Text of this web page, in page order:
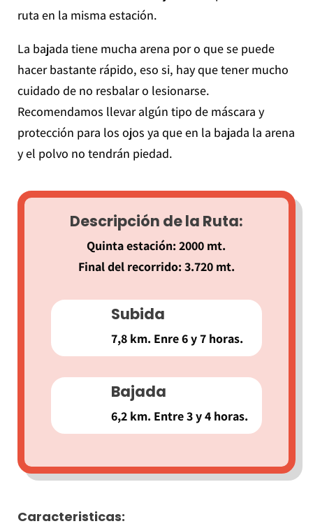
ruta en la misma estación.
La bajada tiene mucha arena por o que se puede
hacer bastante rápido, eso si, hay que tener mucho
cuidado de no resbalar o lesionarse.
Recomendamos llevar algún tipo de máscara y
protección para los ojos ya que en la bajada la arena
y el polvo no tendrán piedad.
Descripción de la Ruta:
Quinta estación: 2000 mt.
Final del recorrido: 3.720 mt.
Subida
7,8 km. Enre 6 y 7 horas.
Bajada
6,2 km. Entre 3 y 4 horas.
Caracteristicas: